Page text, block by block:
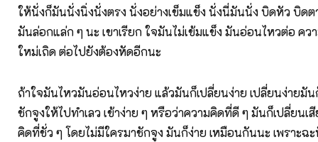
ให้นั่งก็มันนั่งนิ่งนั่งตรง นั่งอย่างเข็มแข็ง นั่งนี่มันนั่ง บิดหัว บิด
มันล่อกแล่ก ๆ นะ เขาเรียก ใจมันไม่เข้มแข็ง มันอ่อนไหวต่อ คว
ใหม่เถิด ต่อไปยังต้องหัดอีกนะ
ถ้าใจมันไหวมันอ่อนไหวง่าย แล้วมันก็เปลี่ยนง่าย เปลี่ยนง่ายมั
ชักจูงให้ไปทำเลว เข้าง่าย ๆ หรือว่าความคิดที่ดี ๆ มันก็เปลี่ยนเ
คิดที่ชั่ว ๆ โดยไม่มีใครมาชักจูง มันก็ง่าย เหมือนกันนะ เพราะฉ